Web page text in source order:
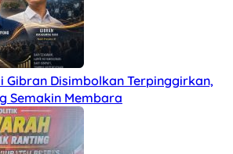
Gibran Disimbolkan Terpinggirkan,
Semakin Membara